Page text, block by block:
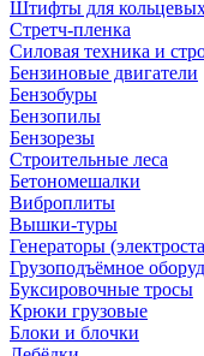
Штифты для
Стретч-пленка
Силовая техника и
Бензиновые двигатели
Бензобуры
Бензопилы
Бензорезы
Строительные леса
Бетономешалки
Виброплиты
Вышки-туры
Генераторы
Грузоподъёмное
Буксировочные тросы
Крюки грузовые
Блоки и блочки